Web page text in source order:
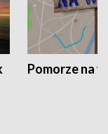
Pomorze na